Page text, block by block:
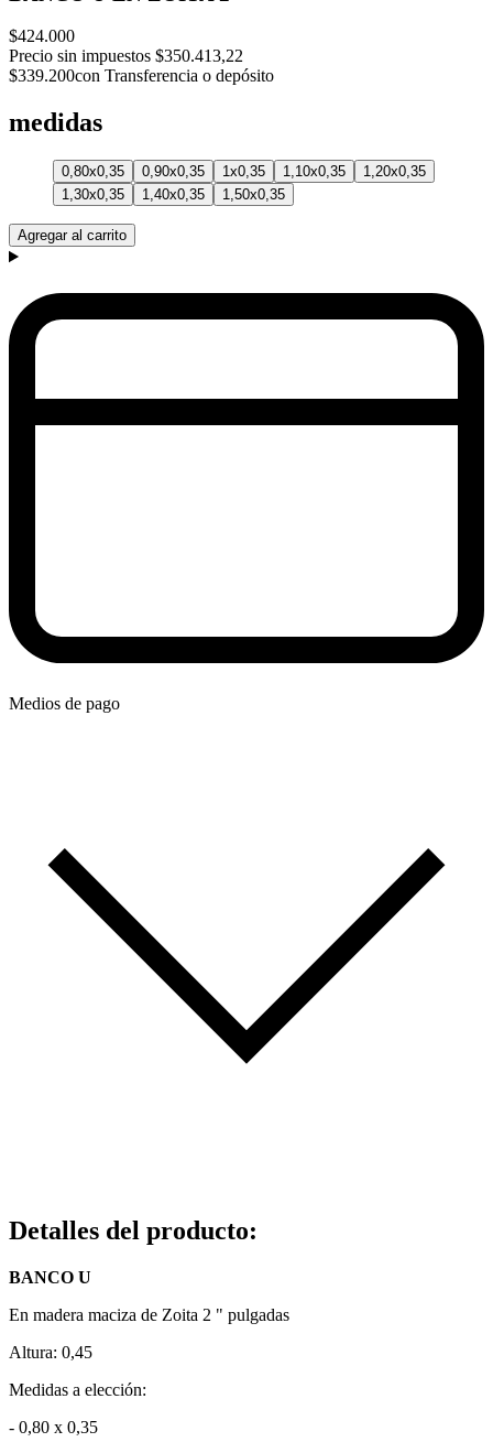
$424.000
Precio sin impuestos $350.413,22
$339.200con Transferencia o depósito
medidas
0,80x0,35 0,90x0,35 1x0,35 1,10x0,35
1,20x0,35
1,30x0,35
1,40x0,35 1,50x0,35
Agregar al carrito
Medios de pago
Detalles del producto:
BANCO U
En madera maciza de Zoita 2 " pulgadas
Altura: 0,45
Medidas a elección:
- 0,80 x 0,35